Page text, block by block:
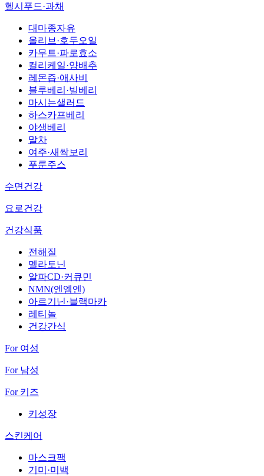
헬시푸드·과채
대마종자유
올리브·호두오일
카무트·파로효소
컬리케일·양배추
레몬즙·애사비
블루베리·빌베리
마시는샐러드
하스카프베리
야생베리
말차
여주·새싹보리
푸룬주스
수면건강
요로건강
건강식품
전해질
멜라토닌
알파CD·커큐민
NMN(엔엠엔)
아르기닌·블랙마카
레티놀
건강간식
For 여성
For 남성
For 키즈
키성장
스킨케어
마스크팩
기미·미백